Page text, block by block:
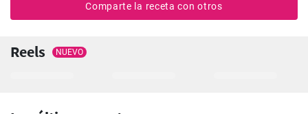
Comparte la receta con otros
Reels NUEVO